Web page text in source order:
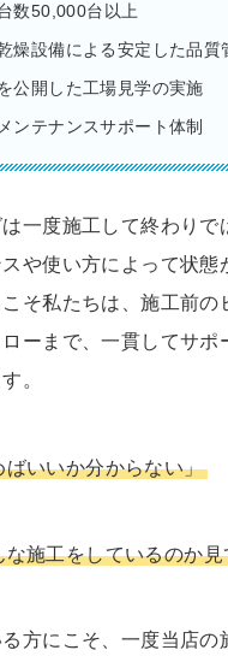
数50,000台以上
燥設備による安定した品質
公開した工場見学の実施
ンテナンスサポート体制
一度施工して終わりで
や使い方によって状態
そ私たちは、施工前の
ーまで、一貫してサポ
。
ばいいか分からない」
な施工をしているのか
方にこそ、一度当店の